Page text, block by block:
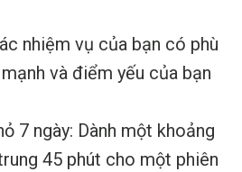
nhiệm vụ của bạn có phù
và điểm yếu của bạn
7 ngày: Dành một khoảng
45 phút cho một phiên